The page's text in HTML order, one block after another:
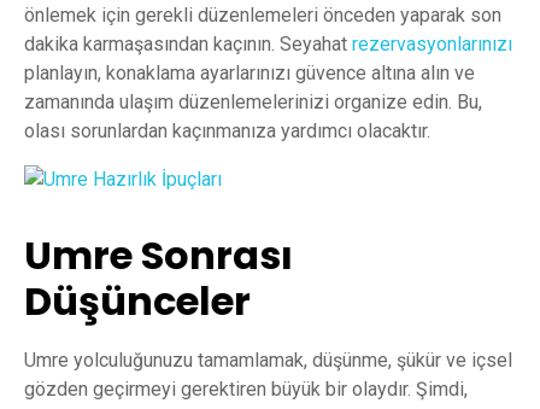
önlemek için gerekli düzenlemeleri önceden yaparak son
dakika karmaşasından kaçının. Seyahat rezervasyonlarınızı
planlayın, konaklama ayarlarınızı güvence altına alın ve
zamanında ulaşım düzenlemelerinizi organize edin. Bu,
olası sorunlardan kaçınmanıza yardımcı olacaktır.
Umre Sonrası
Düşünceler
Umre yolculuğunuzu tamamlamak, düşünme, şükür ve içsel
gözden geçirmeyi gerektiren büyük bir olaydır. Şimdi,